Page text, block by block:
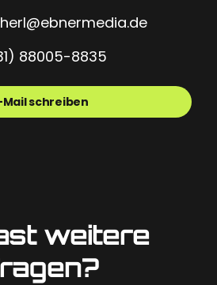
88005-8835
Mail schreiben
weitere